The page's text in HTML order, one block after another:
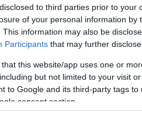
to third parties prior to
of your personal information by
This information may also be
Participants that may further
that this website/app uses one or
but not limited to your visit
to Google and its third-party tags
consent section.
Fitness routine για το
που αξίζει να
Πώς να φτιάξεις το
της Cardi B στο σπίτι σε